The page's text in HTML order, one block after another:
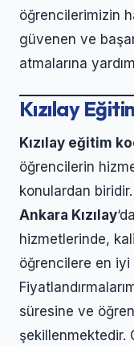
öğrencilerimizin
güvenen ve
atmalarına
Kızılay
Kızılay eğitim
öğrencilerin
konulardan biridir.
Ankara Kızılay
hizmetlerinde,
öğrencilere en iyi
süresine ve
şekillenmektedir.